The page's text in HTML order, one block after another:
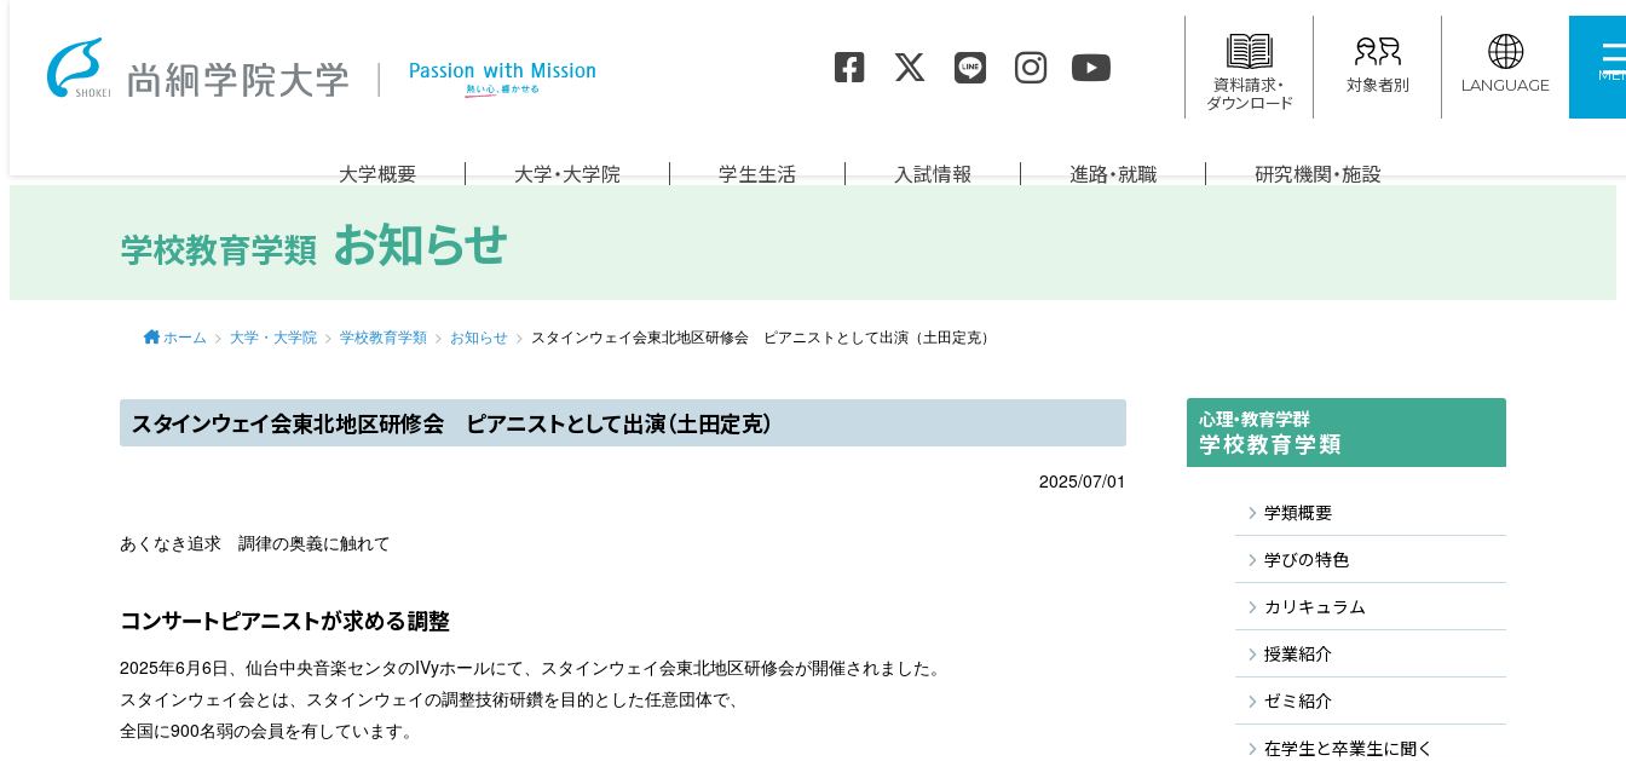
資料請求・
ダウンロード
対象者別 LANGUAGE
大学概要 大学・大学院 学生生活 入試情報 進路・就職 研究機関・施設
学校教育学類 お知らせ
ホーム 大学・大学院 学校教育学類 お知らせ スタインウェイ会東北地区研修会 ピアニストとして出演（土田定克）
スタインウェイ会東北地区研修会 ピアニストとして出演（土田定克）
2025/07/01
あくなき追求 調律の奥義に触れて
コンサートピアニストが求める調整
2025年6月6日、仙台中央音楽センタのIVyホールにて、スタインウェイ会東北地区研修会が開催されました。
スタインウェイ会とは、スタインウェイの調整技術研鑽を目的とした任意団体で、
全国に900名弱の会員を有しています。
心理・教育学群
学校教育学類
学類概要
学びの特色
カリキュラム
授業紹介
ゼミ紹介
在学生と卒業生に聞く